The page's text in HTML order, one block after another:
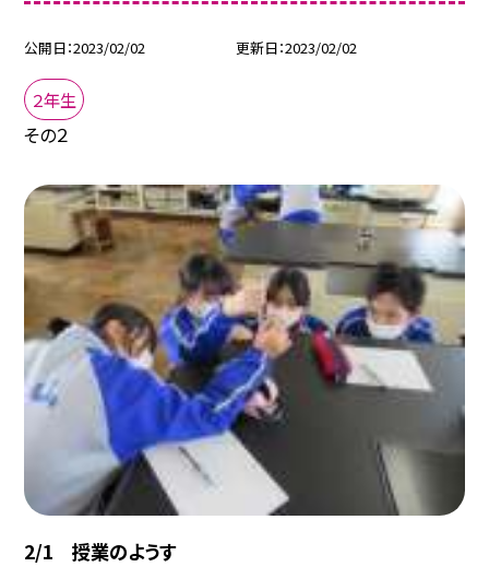
公開日 2023/02/02 更新日 2023/02/02
２年生
その２
2/1 授業のようす